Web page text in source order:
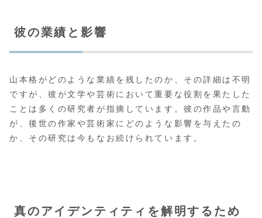
彼の業績と影響
山本格がどのような業績を残したのか、その詳細は不明
ですが、彼が文学や芸術において重要な役割を果たした
ことは多くの研究者が指摘しています。彼の作品や言動
が、後世の作家や芸術家にどのような影響を与えたの
か、その研究は今もなお続けられています。
真のアイデンティティを解明するため